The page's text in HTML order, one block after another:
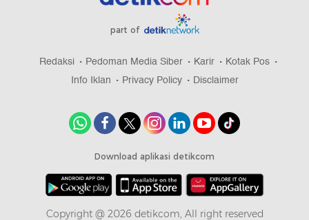
part of
Redaksi Pedoman Media Siber Karir
Kotak Pos
Info Iklan
Privacy Policy Disclaimer
Download aplikasi detikcom
Copyright @ 2026 detikcom, All right reserved